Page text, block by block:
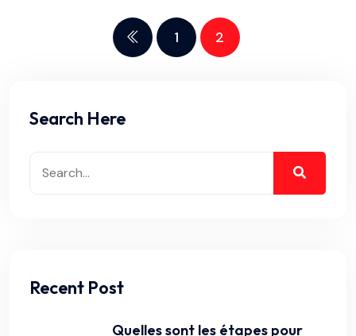
1 2
Search Here
Recent Post
Quelles sont les étapes pour